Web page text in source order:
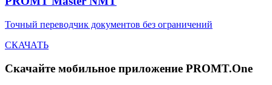
Точный переводчик документов без ограничений
СКАЧАТЬ
Скачайте мобильное приложение PROMT.One